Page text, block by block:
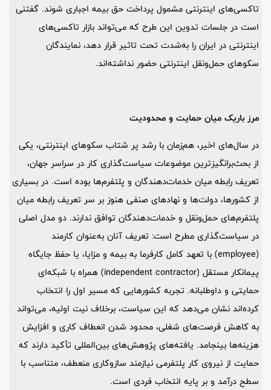
تاکسی‌های اینترنتی مشمول پرداخت حق بیمه اجباری شوند. گفتنی
است در جلسات تدوین این طرح که می‌تواند بازار تاکسی‌های
اینترنتی در ایران را به‌‌شدت تحت تاثیر قرار دهد، نمایندگان
سکوهای حمل‌ونقل اینترنتی حضور نداشته‌اند.
مرز باریک میان حمایت و محدودیت
در سال‌های اخیر، هم‌زمان با رشد پر شتاب سکوهای اینترنتی، یکی
از بحث‌برانگیزترین موضوعات سیاست‌گذاری کار در سراسر جهان،
تعریف رابطه‌ میان خدمات‌دهندگان و پلتفرم‌ها بوده است. در بسیاری
از کشورها، دولت‌ها و نهادهای صنفی هنوز بر سر تعریف رابطه‌ میان
پلتفرم‌های حمل‌ونقل و خدمات‌دهندگان توافق ندارند. دو مدل اصلی
در سیاست‌گذاری مطرح است: تعریف آنان به‌عنوان کارمند
(employee) با تعهد کامل کارفرما به بیمه و مزایا، یا حفظ جایگاه
پیمانکار مستقل (independent contractor) همراه با شبکه‌ای
حمایتی و داوطلبانه. تجربه‌ کشورهایی که مسیر اول را انتخاب
کرده‌اند نشان می‌دهد که این سیاست، برخلاف نیت اولیه، می‌تواند
به کاهش فرصت‌های شغلی، محدود شدن انعطاف‌ کاری و افزایش
هزینه‌ها بینجامد. یافته‌های پژوهش‌های بین‌المللی تأکید دارند که
حمایت از نیروی کار پلتفرمی نیازمند سازوکاری منعطف، متناسب با
سطح درآمد و بر پایه‌ انتخاب فردی است.